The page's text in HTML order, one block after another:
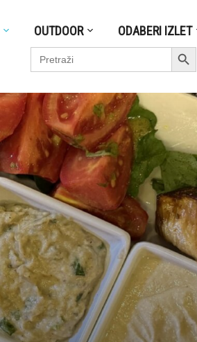
OUTDOOR ODABERI IZLET
Search
for:
Search Button